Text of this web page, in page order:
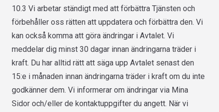
10.3 Vi arbetar ständigt med att förbättra Tjänsten och
förbehåller oss rätten att uppdatera och förbättra den. Vi
kan också komma att göra ändringar i Avtalet. Vi
meddelar dig minst 30 dagar innan ändringarna träder i
kraft. Du har alltid rätt att säga upp Avtalet senast den
15:e i månaden innan ändringarna träder i kraft om du inte
godkänner dem. Vi informerar om ändringar via Mina
Sidor och/eller de kontaktuppgifter du angett. När vi